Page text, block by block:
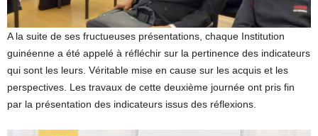
A la suite de ses fructueuses présentations, chaque Institution
guinéenne a été appelé à réfléchir sur la pertinence des indicateurs
qui sont les leurs. Véritable mise en cause sur les acquis et les
perspectives. Les travaux de cette deuxième journée ont pris fin
par la présentation des indicateurs issus des réflexions.